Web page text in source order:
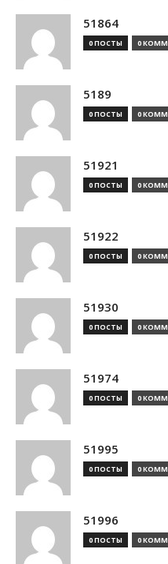
51864
0 ПОСТЫ 0
5189
0 ПОСТЫ 0
51921
0 ПОСТЫ 0
51922
0 ПОСТЫ 0
51930
0 ПОСТЫ 0
51974
0 ПОСТЫ 0
51995
0 ПОСТЫ 0
51996
0 ПОСТЫ 0